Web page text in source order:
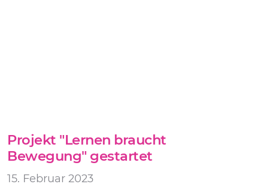
Projekt "Lernen braucht
Bewegung" gestartet
15. Februar 2023